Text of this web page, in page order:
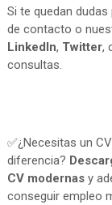
Si te quedan
de contacto o
LinkedIn, Twitter,
consultas.
✅¿Necesitas un
diferencia?
CV modernasy
conseguir empleo